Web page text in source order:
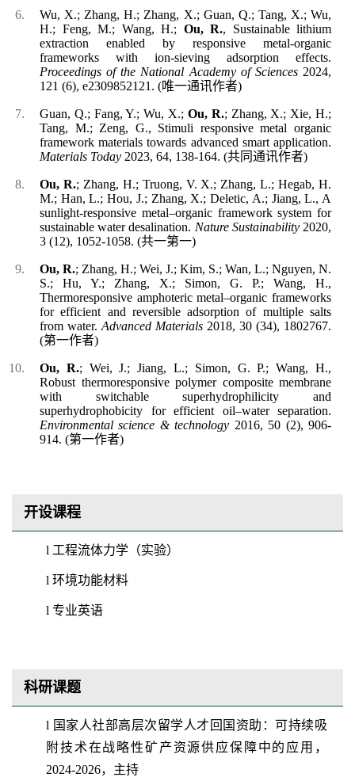
Wu, X.; Zhang, H.; Zhang, X.; Guan, Q.; Tang, X.; Wu,
H.; Feng, M.; Wang, H.; Ou, R., Sustainable lithium
extraction enabled by responsive metal-organic
frameworks with ion-sieving adsorption effects.
Proceedings of the National Academy of Sciences 2024,
121 (6), e2309852121. (唯一通讯作者)
Guan, Q.; Fang, Y.; Wu, X.; Ou, R.; Zhang, X.; Xie, H.;
Tang, M.; Zeng, G., Stimuli responsive metal organic
framework materials towards advanced smart application.
Materials Today 2023, 64, 138-164. (共同通讯作者)
Ou, R.; Zhang, H.; Truong, V. X.; Zhang, L.; Hegab, H.
M.; Han, L.; Hou, J.; Zhang, X.; Deletic, A.; Jiang, L., A
sunlight-responsive metal–organic framework system for
sustainable water desalination. Nature Sustainability2020,
3 (12), 1052-1058. (共一第一)
Ou, R.; Zhang, H.; Wei, J.; Kim, S.; Wan, L.; Nguyen, N.
S.; Hu, Y.; Zhang, X.; Simon, G. P.; Wang, H.,
Thermoresponsive amphoteric metal–organic frameworks
for efficient and reversible adsorption of multiple salts
from water. Advanced Materials 2018, 30 (34), 1802767.
(第一作者)
Ou, R.; Wei, J.; Jiang, L.; Simon, G. P.; Wang, H.,
Robust thermoresponsive polymer composite membrane
with switchable superhydrophilicity and
superhydrophobicity for efficient oil–water separation.
Environmental science & technology 2016, 50 (2), 906-
914. (第一作者)
开设课程
l 工程流体力学（实验）
l 环境功能材料
l 专业英语
科研课题
l 国家人社部高层次留学人才回国资助：可持续吸
附技术在战略性矿产资源供应保障中的应用，
2024-2026，主持